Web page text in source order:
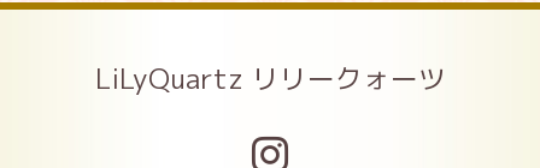
LiLyQuartz リリークォーツ